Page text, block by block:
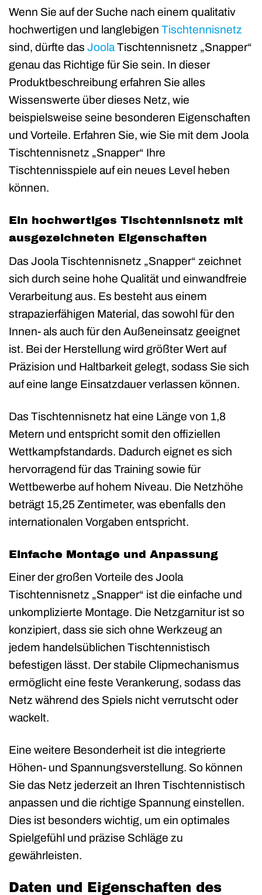
Wenn Sie auf der Suche nach einem qualitativ
hochwertigen und langlebigen Tischtennisnetz
sind, dürfte das JoolaTischtennisnetz „Snapper“
genau das Richtige für Sie sein. In dieser
Produktbeschreibung erfahren Sie alles
Wissenswerte über dieses Netz, wie
beispielsweise seine besonderen Eigenschaften
und Vorteile. Erfahren Sie, wie Sie mit dem Joola
Tischtennisnetz „Snapper“ Ihre
Tischtennisspiele auf ein neues Level heben
können.
Ein hochwertiges Tischtennisnetz mit
ausgezeichneten Eigenschaften
Das Joola Tischtennisnetz „Snapper“ zeichnet
sich durch seine hohe Qualität und einwandfreie
Verarbeitung aus. Es besteht aus einem
strapazierfähigen Material, das sowohl für den
Innen- als auch für den Außeneinsatz geeignet
ist. Bei der Herstellung wird größter Wert auf
Präzision und Haltbarkeit gelegt, sodass Sie sich
auf eine lange Einsatzdauer verlassen können.
Das Tischtennisnetz hat eine Länge von 1,8
Metern und entspricht somit den offiziellen
Wettkampfstandards. Dadurch eignet es sich
hervorragend für das Training sowie für
Wettbewerbe auf hohem Niveau. Die Netzhöhe
beträgt 15,25 Zentimeter, was ebenfalls den
internationalen Vorgaben entspricht.
Einfache Montage und Anpassung
Einer der großen Vorteile des Joola
Tischtennisnetz „Snapper“ ist die einfache und
unkomplizierte Montage. Die Netzgarnitur ist so
konzipiert, dass sie sich ohne Werkzeug an
jedem handelsüblichen Tischtennistisch
befestigen lässt. Der stabile Clipmechanismus
ermöglicht eine feste Verankerung, sodass das
Netz während des Spiels nicht verrutscht oder
wackelt.
Eine weitere Besonderheit ist die integrierte
Höhen- und Spannungsverstellung. So können
Sie das Netz jederzeit an Ihren Tischtennistisch
anpassen und die richtige Spannung einstellen.
Dies ist besonders wichtig, um ein optimales
Spielgefühl und präzise Schläge zu
gewährleisten.
Daten und Eigenschaften des